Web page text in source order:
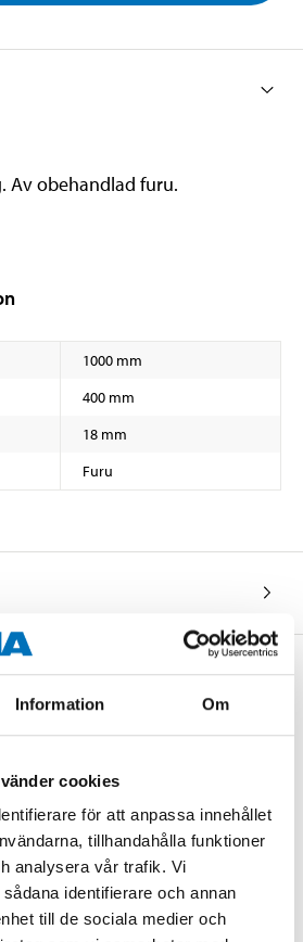
Information Om
cookies
för att anpassa innehållet
tillhandahålla funktioner
analysera vår trafik. Vi
identifierare och annan
till de sociala medier och
Av obehandlad furu.
1000 mm
400 mm
18 mm
Furu
och våra villkor.
köpte också